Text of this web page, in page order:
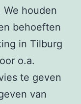
We houden
behoeften
in Tilburg
o.a.
te geven
van